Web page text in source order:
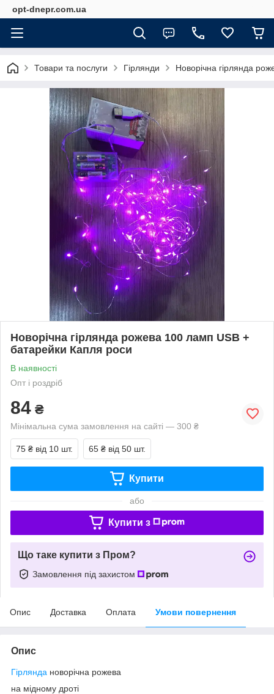
opt-dnepr.com.ua
Товари та послуги Гірлянди Новорічна гірлянда
Новорічна гірлянда рожева 100 ламп USB +
батарейки Капля роси
В наявності
Опт і роздріб
84 ₴
Мінімальна сума замовлення на сайті — 300 ₴
75 ₴ від 10 шт. 65 ₴ від 50 шт.
Купити
або
Купити з
Що таке купити з Пром?
Замовлення під захистом
Опис Доставка Оплата Умови повернення
Опис
Гірлянда новорічна рожева
на мідному дроті